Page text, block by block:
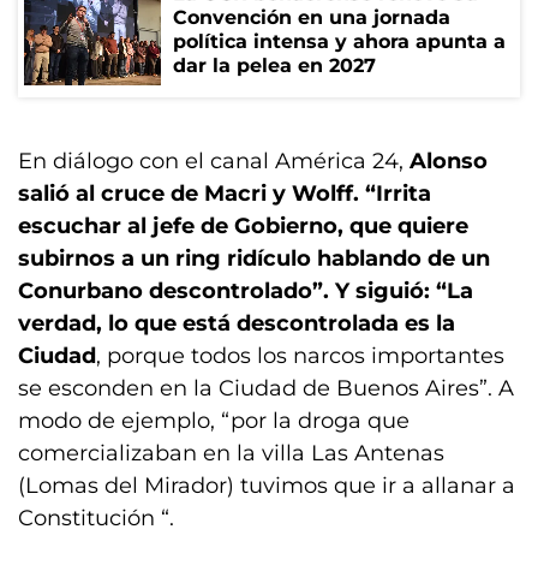
Convención en una jornada
política intensa y ahora apunta a
dar la pelea en 2027
En diálogo con el canal América 24, Alonso
salió al cruce de Macri y Wolff. “Irrita
escuchar al jefe de Gobierno, que quiere
subirnos a un ring ridículo hablando de un
Conurbano descontrolado”. Y siguió: “La
verdad, lo que está descontrolada es la
Ciudad, porque todos los narcos importantes
se esconden en la Ciudad de Buenos Aires”. A
modo de ejemplo, “por la droga que
comercializaban en la villa Las Antenas
(Lomas del Mirador) tuvimos que ir a allanar a
Constitución “.